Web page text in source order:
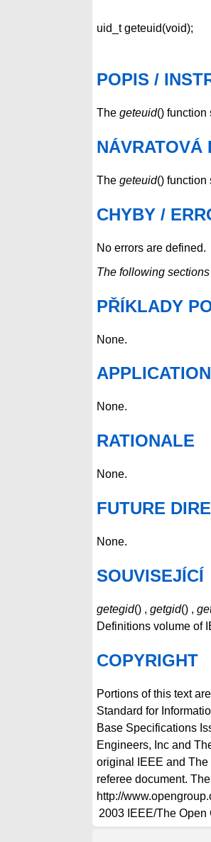
uid_t geteuid(void);
POPIS /
The geteuid() function
NÁVRATOVÁ
The geteuid() function
CHYBY /
No errors are defined.
The following
PŘÍKLADY
None.
None.
RATIONALE
None.
FUTURE
None.
SOUVISEJÍCÍ
getegid() , getgid() ,
Definitions volume of
COPYRIGHT
Portions of this text
Standard for
Base Specifications
Engineers, Inc and
original IEEE and
referee document.
http://
2003 IEEE/The Open